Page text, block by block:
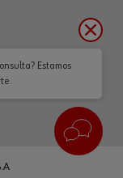
Estamos